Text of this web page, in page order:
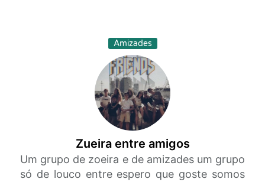
Amizades
Zueira entre amigos
Um grupo de zoeira e de amizades um grupo
só de louco entre espero que goste somos